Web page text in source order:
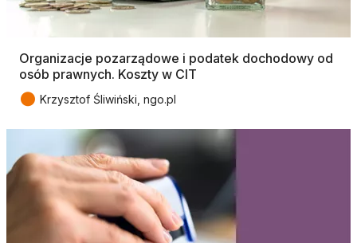
Organizacje pozarządowe i podatek dochodowy od
osób prawnych. Koszty w CIT
● Krzysztof Śliwiński, ngo.pl